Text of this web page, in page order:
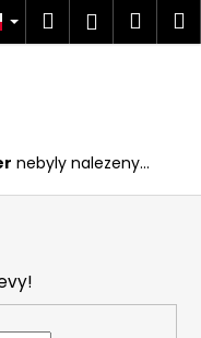
Hledat
nebyly nalezeny...